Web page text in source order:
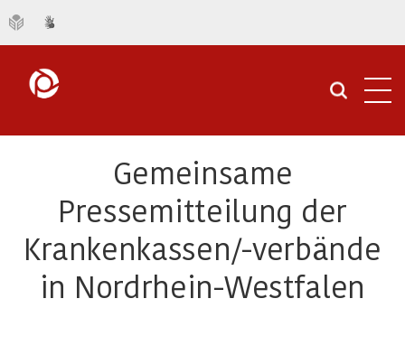
Gemeinsame
Pressemitteilung der
Krankenkassen/-verbände
in Nordrhein-Westfalen